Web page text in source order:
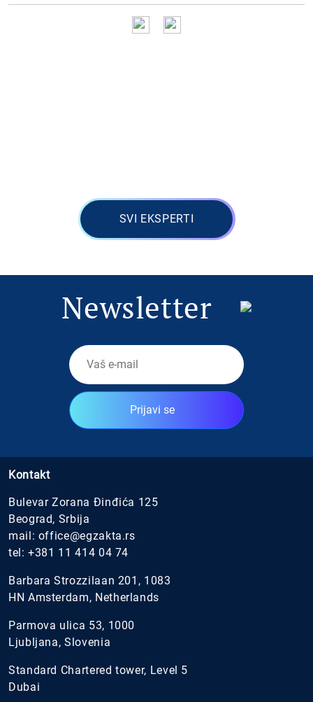
SVI EKSPERTI
Newsletter
Prijavi se
Kontakt
Bulevar Zorana Đinđića 125
Beograd, Srbija
mail: office@egzakta.rs
tel:+381 11 414 04 74
Barbara Strozzilaan 201, 1083
HN Amsterdam, Netherlands
Parmova ulica 53, 1000
Ljubljana, Slovenia
Standard Chartered tower, Level 5
Dubai